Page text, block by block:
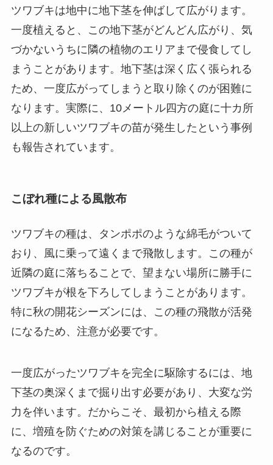
ツワブキは地中に地下茎を伸ばして広がります。
一度植えると、この地下茎がどんどん広がり、気
づかないうちに隣の植物のエリアまで侵食してし
まうことがあります。地下茎は深く広く張られる
ため、一度広がってしまうと取り除くのが困難に
なります。実際に、10メートル四方の庭に十カ所
以上の新しいツワブキの苗が発生したという事例
も報告されています。
こぼれ種による風散布
ツワブキの種は、タンポポのような綿毛がついて
おり、風に乗って遠くまで飛散します。この種が
近隣の庭に落ちることで、望まない場所に勝手に
ツワブキが根を下ろしてしまうことがあります。
特に秋の開花シーズンには、この種の飛散が活発
になるため、注意が必要です。
一度広がったツワブキを完全に駆除するには、地
下茎の奥深くまで掘り出す必要があり、大変な労
力を伴います。だからこそ、最初から植える際
に、増殖を防ぐための対策を講じることが重要に
なるのです。